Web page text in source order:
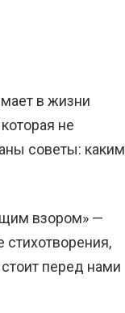
в жизни
не
советы: каким
взором» —
стихотворения,
перед нами